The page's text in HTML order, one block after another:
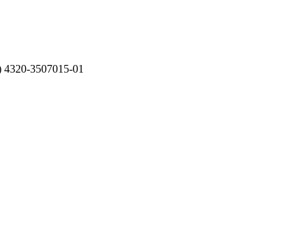
3507015-01